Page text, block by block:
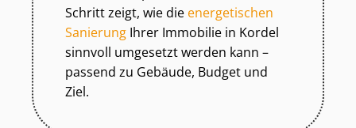
Schritt zeigt, wie die energetischen
Sanierung Ihrer Immobilie in Kordel
sinnvoll umgesetzt werden kann –
passend zu Gebäude, Budget und
Ziel.